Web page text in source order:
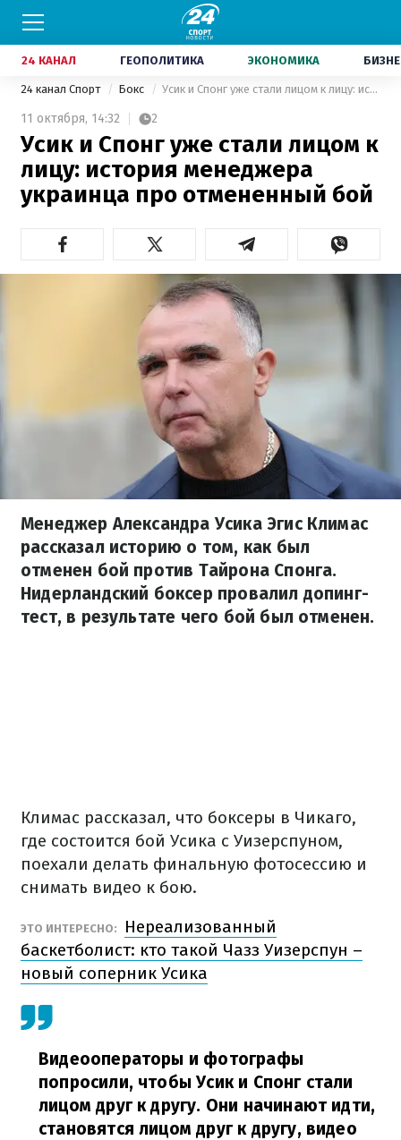
24 КАНАЛ ГЕОПОЛИТИКА ЭКОНОМИКА
24 канал Спорт Бокс Усик и Спонг уже стали лицом к лицу: история менеджера украинца про отмененный бой
11 октября, 14:32 2
Усик и Спонг уже стали лицом к
лицу: история менеджера
украинца про отмененный бой
Менеджер Александра Усика Эгис Климас
рассказал историю о том, как был
отменен бой против Тайрона Спонга.
Нидерландский боксер провалил допинг-
тест, в результате чего бой был отменен.
Климас рассказал, что боксеры в Чикаго,
где состоится бой Усика с Уизерспуном,
поехали делать финальную фотосессию и
снимать видео к бою.
ЭТО ИНТЕРЕСНО:
Нереализованный
баскетболист: кто такой Чазз Уизерспун –
новый соперник Усика
Видеооператоры и фотографы
попросили, чтобы Усик и Спонг стали
лицом друг к другу. Они начинают идти,
становятся лицом друг к другу, видео